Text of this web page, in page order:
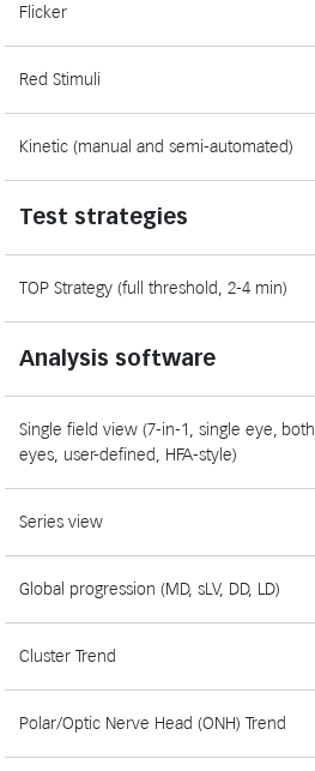
Flicker
Red Stimuli
Kinetic (manual and semi-automated)
Test strategies
TOP Strategy (full threshold, 2-4 min)
Analysis software
Single field view (7-in-1, single eye, both
eyes, user-defined, HFA-style)
Series view
Global progression (MD, sLV, DD, LD)
Cluster Trend
Polar/Optic Nerve Head (ONH) Trend